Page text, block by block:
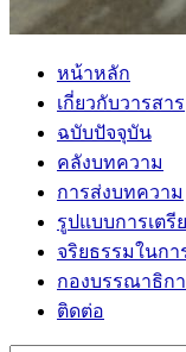
หน้าหลัก
เกี่ยวกับวารสาร
ฉบับปัจจุบัน
คลังบทความ
การส่งบทความ
รูปแบบการเต
จริยธรรมในก
กองบรรณาธิก
ติดต่อ